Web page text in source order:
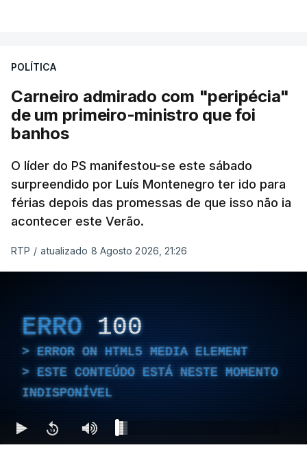
POLÍTICA
Carneiro admirado com "peripécia"
de um primeiro-ministro que foi
banhos
O líder do PS manifestou-se este sábado
surpreendido por Luís Montenegro ter ido para
férias depois das promessas de que isso não ia
acontecer este Verão.
RTP / atualizado 8 Agosto 2026, 21:26
ERRO 100
ERROR ON HTML5 MEDIA ELEMENT
ESTE CONTEÚDO ESTÁ NESTE MOMENTO
INDISPONÍVEL